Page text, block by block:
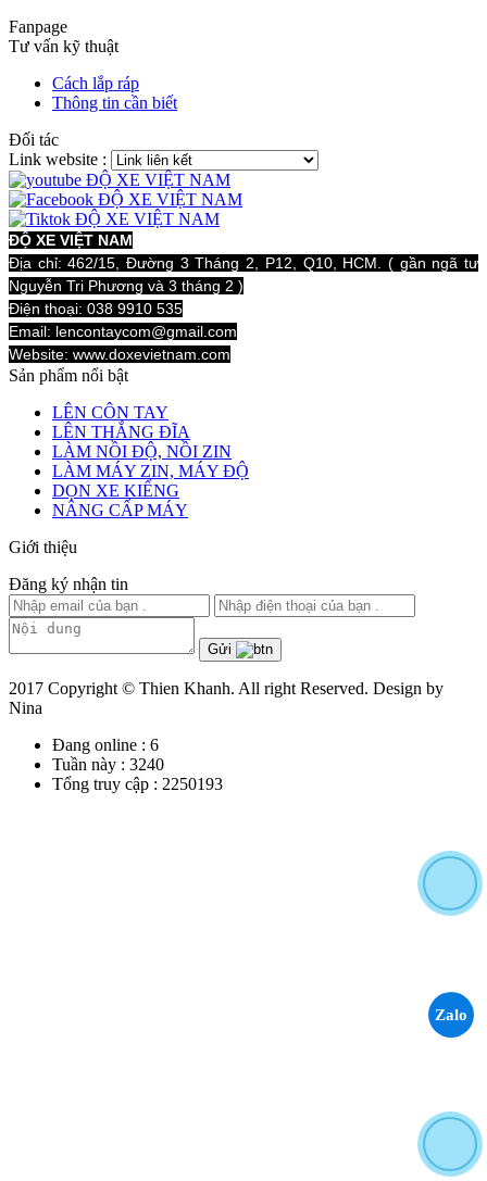
Fanpage
Tư vấn kỹ thuật
Cách lắp ráp
Thông tin cần biết
Đối tác
Link website :
ĐỘ XE VIỆT NAM
Địa chỉ: 462/15, Đường 3 Tháng 2, P12, Q10, HCM. ( gần ngã tư
Nguyễn Tri Phương và 3 tháng 2 )
Điện thoại: 038 9910 535
Email: lencontaycom@gmail.com
Website: www.doxevietnam.com
Sản phẩm nổi bật
LÊN CÔN TAY
LÊN THẮNG ĐĨA
LÀM NỒI ĐỘ, NỒI ZIN
LÀM MÁY ZIN, MÁY ĐỘ
DỌN XE KIỂNG
NÂNG CẤP MÁY
Giới thiệu
Đăng ký nhận tin
Gửi
2017 Copyright © Thien Khanh. All right Reserved. Design by
Nina
Đang online : 6
Tuần này : 3240
Tổng truy cập : 2250193
Zalo